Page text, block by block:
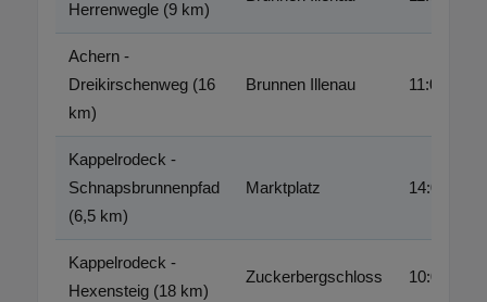
Herrenwegle (9 km)
Achern -
Dreikirschenweg (16
km)
Brunnen Illenau 11:00
Kappelrodeck -
Schnapsbrunnenpfad
(6,5 km)
Marktplatz 14:00
Kappelrodeck -
Hexensteig (18 km)
Zuckerbergschloss 10:00